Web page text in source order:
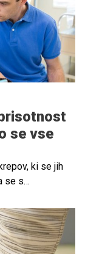
se vse
ki se jih
se s